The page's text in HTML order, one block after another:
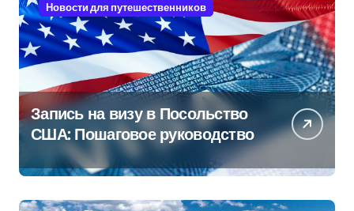
Новости для путешественников
Запись на визу в Посольство
США: Пошаговое руководство